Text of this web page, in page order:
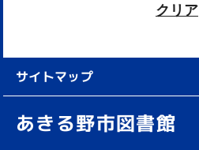
クリア
サイトマップ
あきる野市図書館